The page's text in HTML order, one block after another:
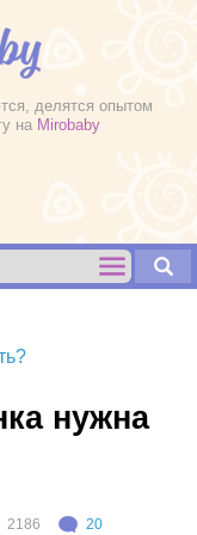
делятся опытом
на Mirobaby
нужна
2186 20